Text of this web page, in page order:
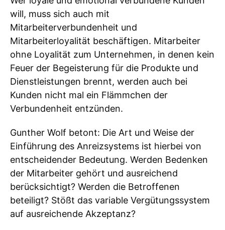
will, muss sich auch mit
Mitarbeiterverbundenheit und
Mitarbeiterloyalität beschäftigen. Mitarbeiter
ohne Loyalität zum Unternehmen, in denen kein
Feuer der Begeisterung für die Produkte und
Dienstleistungen brennt, werden auch bei
Kunden nicht mal ein Flämmchen der
Verbundenheit entzünden.
Gunther Wolf betont: Die Art und Weise der
Einführung des Anreizsystems ist hierbei von
entscheidender Bedeutung. Werden Bedenken
der Mitarbeiter gehört und ausreichend
berücksichtigt? Werden die Betroffenen
beteiligt? Stößt das variable Vergütungssystem
auf ausreichende Akzeptanz?